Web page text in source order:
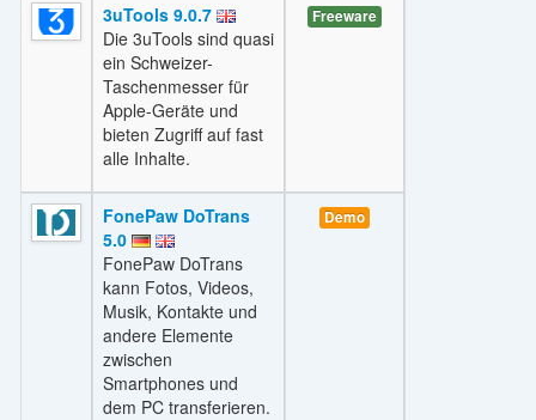
3uTools 9.0.7
Die 3uTools sind quasi
ein Schweizer-
Taschenmesser für
Apple-Geräte und
bieten Zugriff auf fast
alle Inhalte.
Freeware
FonePaw DoTrans
5.0
FonePaw DoTrans
kann Fotos, Videos,
Musik, Kontakte und
andere Elemente
zwischen
Smartphones und
dem PC transferieren.
Demo